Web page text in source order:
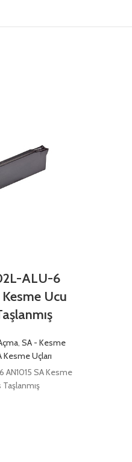
ALU-6
Ucu
, SA - Kesme
Kesme Uçları
SA Kesme